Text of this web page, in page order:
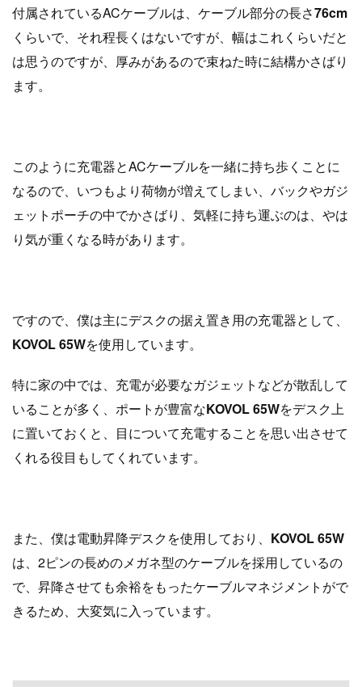
付属されているACケーブルは、ケーブル部分の長さ76cm
くらいで、それ程長くはないですが、幅はこれくらいだと
は思うのですが、厚みがあるので束ねた時に結構かさばり
ます。
このように充電器とACケーブルを一緒に持ち歩くことに
なるので、いつもより荷物が増えてしまい、バックやガジ
ェットポーチの中でかさばり、気軽に持ち運ぶのは、やは
り気が重くなる時があります。
ですので、僕は主にデスクの据え置き用の充電器として、
KOVOL 65Wを使用しています。
特に家の中では、充電が必要なガジェットなどが散乱して
いることが多く、ポートが豊富なKOVOL 65Wをデスク上
に置いておくと、目について充電することを思い出させて
くれる役目もしてくれています。
また、僕は電動昇降デスクを使用しており、 KOVOL 65W
は、2ピンの長めのメガネ型のケーブルを採用しているの
で、昇降させても余裕をもったケーブルマネジメントがで
きるため、大変気に入っています。